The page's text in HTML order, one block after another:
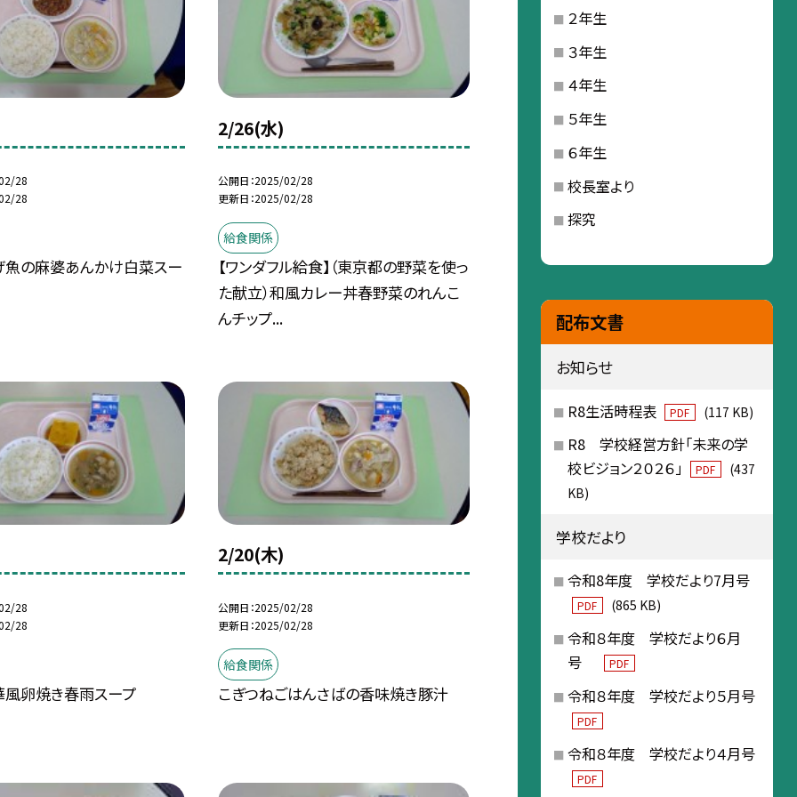
28
28
魚の麻婆あんかけ白菜スー
2/26(水)
公開日 2025/02/28
更新日 2025/02/28
給食関係
【ワンダフル給食】（東京都の野菜を使っ
た献立）和風カレー丼春野菜のれんこ
んチップ...
28
28
卵焼き春雨スープ
2/20(木)
公開日 2025/02/28
更新日 2025/02/28
給食関係
こぎつねごはんさばの香味焼き豚汁
２年生
３年生
４年生
５年生
６年生
校長室より
探究
配布文書
お知らせ
R8生活時程表 PDF (117 KB)
R8 学校経営方針「未来の学
校ビジョン２０２６」
PDF
(437
KB)
学校だより
令和8年度 学校だより7月号
PDF (865 KB)
令和８年度 学校だより６月
号
PDF
令和８年度 学校だより５月号
PDF
令和８年度 学校だより４月号
PDF